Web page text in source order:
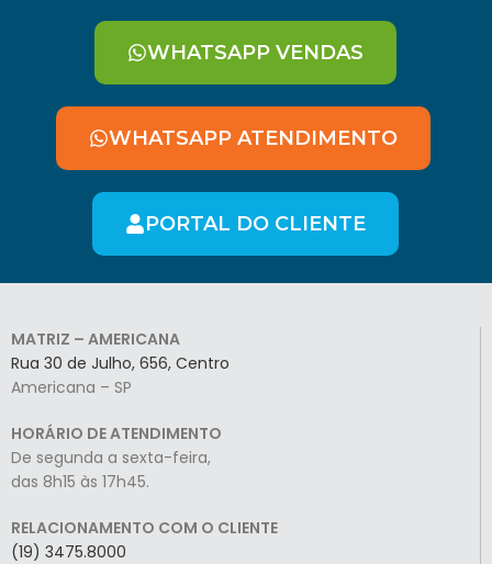
WHATSAPP VENDAS
WHATSAPP ATENDIMENTO
PORTAL DO CLIENTE
MATRIZ – AMERICANA
Rua 30 de Julho, 656, Centro
Americana – SP
HORÁRIO DE ATENDIMENTO
De segunda a sexta-feira,
das 8h15 às 17h45.
RELACIONAMENTO COM O CLIENTE
(19) 3475.8000